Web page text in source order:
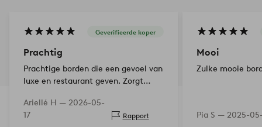
Geverifieerde koper
Prachtig
Prachtige borden die een gevoel van
luxe en restaurant geven. Zorgt
uitziet.
Ariellé H — 2026-05-
17
Rapport
Mooi
Zulke mooie
Pia S — 2025-